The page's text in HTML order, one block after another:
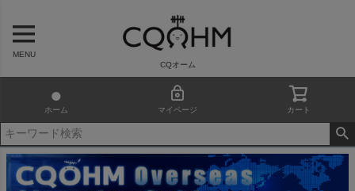
MENU
CQオーム
ホーム マイページ カート